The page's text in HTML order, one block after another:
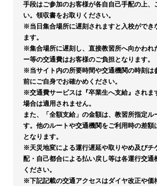
手段はご参加のお客様が各自自己手配の上、
い。領収書をお取りください。
※当日集合場所に遅刻されますと入校ができ
ます。
※集合場所に遅刻し、直接教習所へ向かわれ
ー等の交通費はお客様のご負担となります。
※当サイト内の所要時間や交通機関の時刻は
前にご自身でお確かめください。
※交通費サービスは『卒業生へ支給』されま
場合は適用されません。
また、「全額支給」の金額は、教習所指定ル
す。他のルートや交通機関をご利用時の差額
となります。
※天災地変による運行遅延や取りやめ及びチ
配・自己都合による払い戻し等は各運行交通
ください。
※下記記載の交通アクセスはダイヤ改正や価